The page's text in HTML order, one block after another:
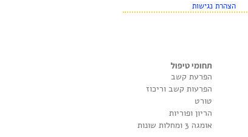
הצהרת נגישות
תחומי טיפול
הפרעת קשב
הפרעות קשב וריכוז
טורט
הריון ופוריות
אומגה 3 ומחלות שונות